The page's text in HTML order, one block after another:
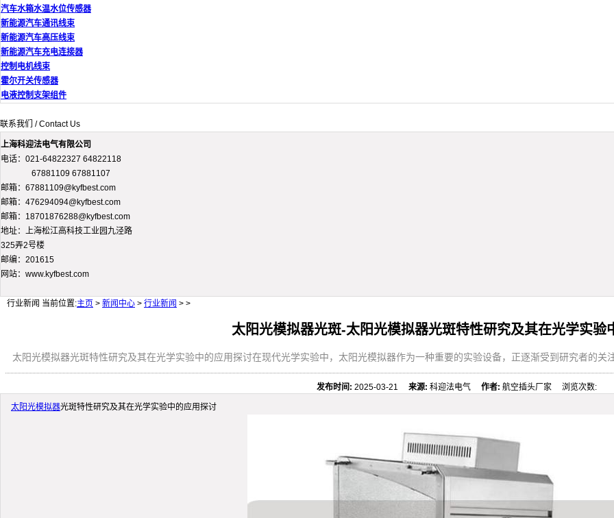
汽车水箱水温水位传感器
新能源汽车通讯线束
新能源汽车高压线束
新能源汽车充电连接器
控制电机线束
霍尔开关传感器
电液控制支架组件
联系我们 / Contact Us
上海科迎法电气有限公司
电话：021-64822327 64822118
67881109 67881107
邮箱：67881109@kyfbest.com
邮箱：476294094@kyfbest.com
邮箱：18701876288@kyfbest.com
地址：上海松江高科技工业园九泾路
325弄2号楼
邮编：201615
网站：www.kyfbest.com
行业新闻 当前位置:主页 > 新闻中心 > 行业新闻 > >
太阳光模拟器光斑-太阳光模拟器光斑特性研究及其在光学实验
太阳光模拟器光斑特性研究及其在光学实验中的应用探讨在现代光学实验中，太阳光模拟器作为一种重要的实验设备，正逐渐受到研究者的关
发布时间: 2025-03-21来源: 科迎法电气作者: 航空插头厂家 浏览次数:
太阳光模拟器光斑特性研究及其在光学实验中的应用探讨